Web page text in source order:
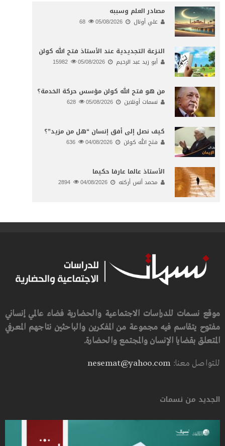
مصادر العلم وسببه
علي أونال 05/08/2026
النـزعة التجديدية عند الأستاذ فتح الله كولن
أبو زيد عبد الرحيم 05/08/2026
من هو فتح الله كولن مؤسس حركة الخدمة؟
نسمات أونلاين 05/08/2026
كيف نصل إلى أفق إنسان “هل من مزيد”؟
فتح الله كولن 04/08/2026
الأستاذ عالما عارفا حكيما
محمد أنس أركنه 04/08/2026
موقع نسمات للدراسات الاجتماعية والحضارية فضاء عالمي إنساني
مفتوح يتقاسم فيه مجموعة من المفكرين والباحثين نتاجهم المعرفي
المتعلق بقضايا الإنسان والمجتمع والحضارة.
للتواصل معنا:nesemat@yahoo.com
الجديد من نسمات